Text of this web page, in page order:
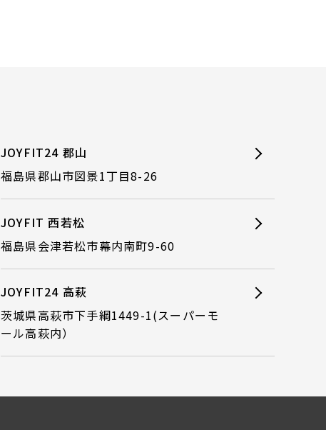
JOYFIT24 郡山
福島県郡山市図景1丁目8-26
JOYFIT 西若松
福島県会津若松市幕内南町9-60
JOYFIT24 高萩
茨城県高萩市下手綱1449-1(スーパーモ
ール高萩内）